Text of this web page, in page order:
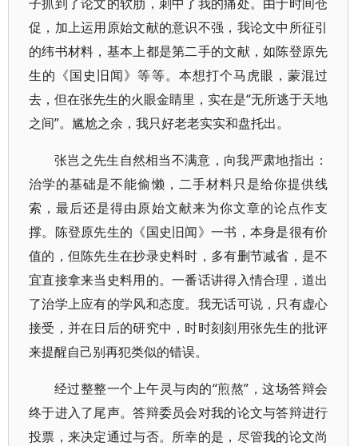
促，加上运用原始文献的意识不强，我论文中所征引
的纬书材料，基本上都是第二手的文献，如陈登原先
生的《国史旧闻》等等。本想打个马虎眼，蒙混过
去，但在张先生的火眼金睛里，实在是“无所逃于天地
之间”。尴尬之余，我只好老老实实和盘托出。
张岂之先生自然相当不满意，向我严肃地指出：
治学的基础是不能偷懒，二手材料只是给你提供线
索，最后还是得由原始文献来为你文章的论点作支
撑。陈登原先生的《国史旧闻》一书，本身是很有价
值的，但陈先生在抄录史料时，多有删节减省，是不
宜直接拿来当史料用的。一番话讲得入情合理，道出
了治学上应有的学风和态度。我无话可说，只有虚心
接受，并在日后的研究中，时时刻刻用张先生的批评
来提醒自己别再犯类似的错误。
经过整整一个上午灵与肉的“煎熬”，这场答辩会
终于进入了尾声。答辩委员会对我的论文与答辩进行
投票，来决定通过与否。所幸的是，尽管我的论文尚